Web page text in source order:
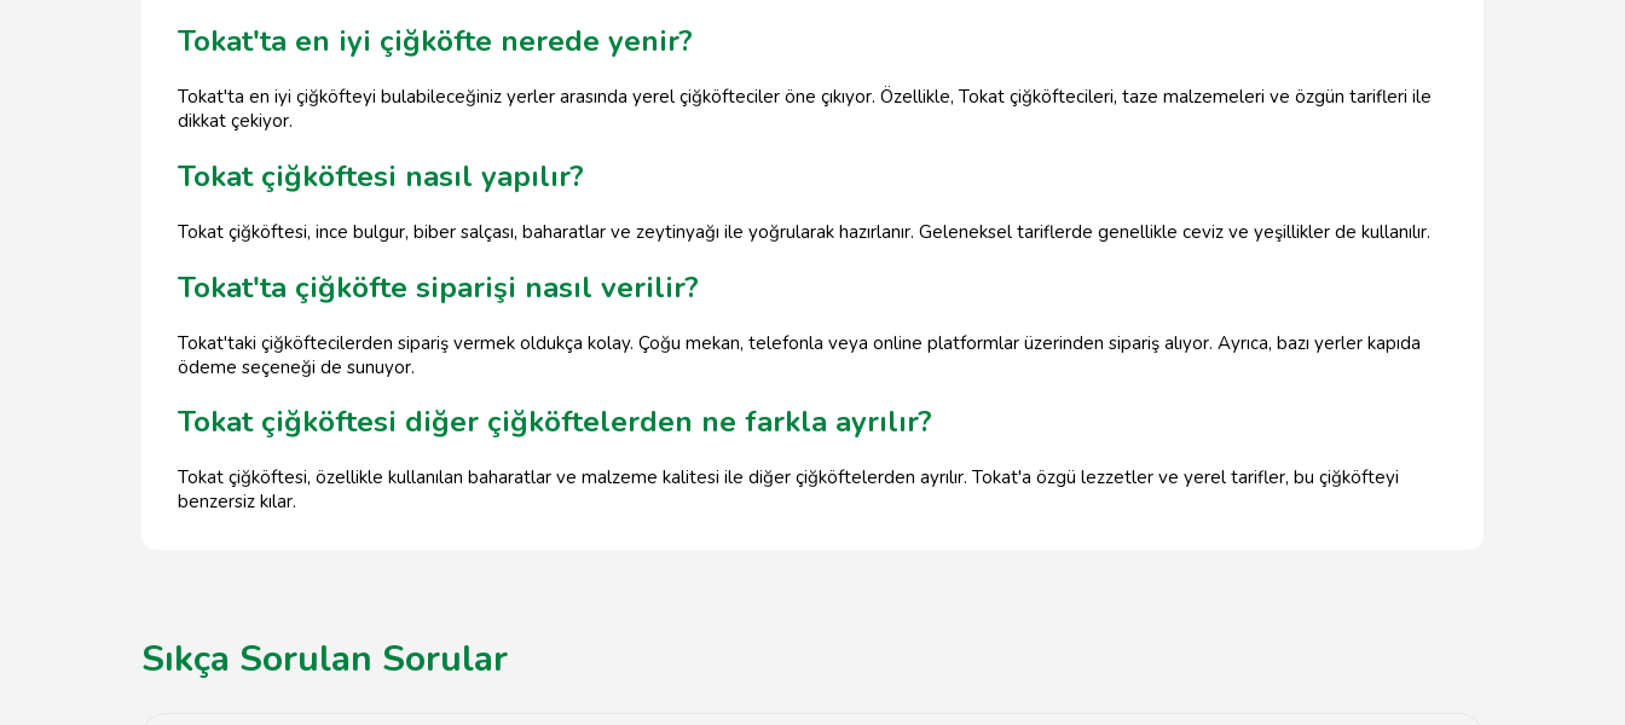
Tokat'ta en iyi çiğköfte nerede yenir?
Tokat'ta en iyi çiğköfteyi bulabileceğiniz yerler arasında yerel çiğköfteciler öne çıkıyor. Özellikle, Tokat çiğköftecileri, taze malzemeleri ve özgün tarifleri ile
dikkat çekiyor.
Tokat çiğköftesi nasıl yapılır?
Tokat çiğköftesi, ince bulgur, biber salçası, baharatlar ve zeytinyağı ile yoğrularak hazırlanır. Geleneksel tariflerde genellikle ceviz ve yeşillikler de kullanılır.
Tokat'ta çiğköfte siparişi nasıl verilir?
Tokat'taki çiğköftecilerden sipariş vermek oldukça kolay. Çoğu mekan, telefonla veya online platformlar üzerinden sipariş alıyor. Ayrıca, bazı yerler kapıda
ödeme seçeneği de sunuyor.
Tokat çiğköftesi diğer çiğköftelerden ne farkla ayrılır?
Tokat çiğköftesi, özellikle kullanılan baharatlar ve malzeme kalitesi ile diğer çiğköftelerden ayrılır. Tokat'a özgü lezzetler ve yerel tarifler, bu çiğköfteyi
benzersiz kılar.
Sıkça Sorulan Sorular